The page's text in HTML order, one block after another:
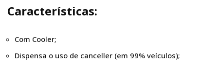
Características:
Com Cooler;
Dispensa o uso de canceller (em 99% veículos);